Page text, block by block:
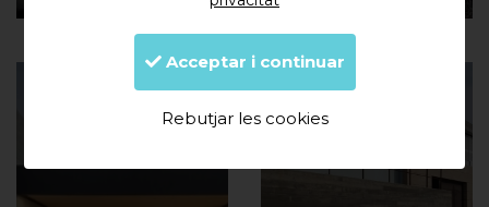
Acceptar i continuar
Rebutjar les cookies